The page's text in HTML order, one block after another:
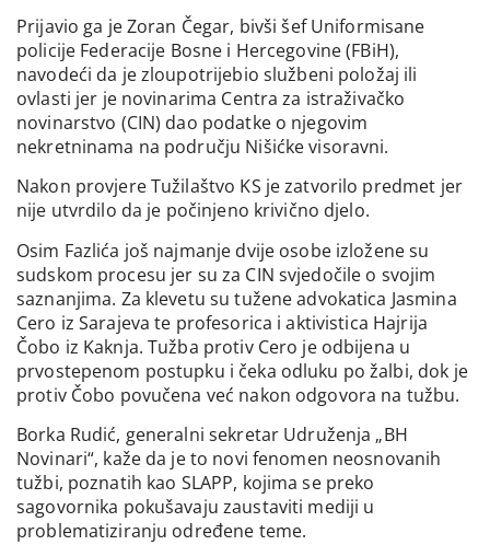
Prijavio ga je Zoran Čegar, bivši šef Uniformisane
policije Federacije Bosne i Hercegovine (FBiH),
navodeći da je zloupotrijebio službeni položaj ili
ovlasti jer je novinarima Centra za istraživačko
novinarstvo (CIN) dao podatke o njegovim
nekretninama na području Nišićke visoravni.
Nakon provjere Tužilaštvo KS je zatvorilo predmet jer
nije utvrdilo da je počinjeno krivično djelo.
Osim Fazlića još najmanje dvije osobe izložene su
sudskom procesu jer su za CIN svjedočile o svojim
saznanjima. Za klevetu su tužene advokatica Jasmina
Cero iz Sarajeva te profesorica i aktivistica Hajrija
Čobo iz Kaknja. Tužba protiv Cero je odbijena u
prvostepenom postupku i čeka odluku po žalbi, dok je
protiv Čobo povučena već nakon odgovora na tužbu.
Borka Rudić, generalni sekretar Udruženja „BH
Novinari“, kaže da je to novi fenomen neosnovanih
tužbi, poznatih kao SLAPP, kojima se preko
sagovornika pokušavaju zaustaviti mediji u
problematiziranju određene teme.